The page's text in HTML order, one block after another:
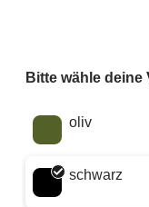
Bitte wähle deine
Wähle eine Farbe
oliv
schwarz